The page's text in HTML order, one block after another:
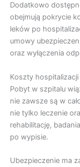
Dodatkowo
obejmują pokrycie
leków po
umowy
oraz wyłączenia
Koszty
Pobyt w szpitalu
nie zawsze są w
nie tylko leczenie
rehabilitację,
po wypisie.
Ubezpieczenie ma